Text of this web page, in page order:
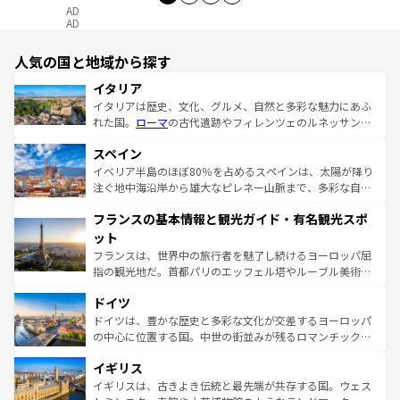
AD
AD
人気の国と地域から探す
イタリア
イタリアは歴史、文化、グルメ、自然と多彩な魅力にあふ
れた国。 ローマの古代遺跡やフィレンツェのルネッサンス
ろん、トスカーナの美しい田園風景やアマルフィ海岸の絶
景など、自然景観も見逃せない。観光の合間には、本場の
ピザやパスタなど、絶品のイタリア料理を堪能することも
ませてくれるイタリアで、忘れられない旅をしてみよう！
なお、新着のイタリア情報は
しい。
スペイン
イベリア半島のほぼ80％を占めるスペインは、太陽が降り
注ぐ地中海沿岸から雄大なピレネー山脈まで、多彩な自然
文化が根付くこの国では、情熱的なフラメンコ、熱気あふ
れる闘牛、そして美味しいタパスが生活の一部となってい
る。首都マドリードの洗練された雰囲気や、バルセロナの
アートに溢れた街角から、地方では古代ローマ遺跡や中世
せる。地方によって風土や気候が異なるスペインはその個
性で訪れる人を魅了する。 なお、新着のスペイン情報は コ
ンテンツ一覧を参照してほしい。
フランスの基本情報と観光ガイド・有名観光スポ
ット
フランスは、世界中の旅行者を魅了し続けるヨーロッパ屈
指の観光地だ。首都パリのエッフェル塔やルーブル美術館
で、幅広い魅力が詰まっている。華麗な宮殿、歴史的な大
聖堂、美しいビーチ、そして豊かな自然が、訪れる者を心
から魅了する。また、フランスは美食の国としても知ら
いる。シャンパンの発祥地であるランス、プロヴァンスの
香り高いラベンダー畑など、多彩な楽しみ方が可能だ。さ
ドイツ
ドイツは、豊かな歴史と多彩な文化が交差するヨーロッパ
の中心に位置する国。中世の街並みが残るロマンチック街
顔を持つこの国は、どこを歩いても飽きることがない。ベ
ルリンの文化的活気、バイエルン州のアルプスの絶景、そ
イギリス
イギリスは、古きよき伝統と最先端が共存する国。ウェス